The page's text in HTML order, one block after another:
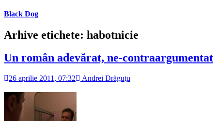
Black Dog
Arhive etichete: habotnicie
Un român adevărat, ne-contraargumentat
26 aprilie 2011, 07:32 Andrei Drăguţu